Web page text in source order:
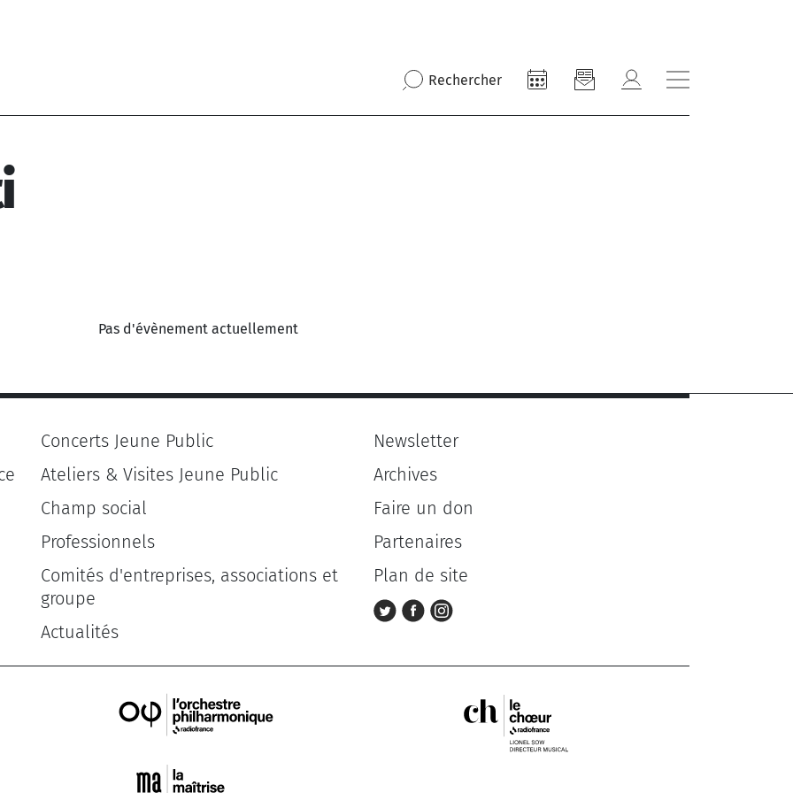
Rechercher
Pas d'évènement actuellement
Concerts Jeune Public
Ateliers & Visites Jeune Public
Champ social
Professionnels
Comités d'entreprises, associations et
groupe
Actualités
Newsletter
Archives
Faire un don
Partenaires
Plan de site